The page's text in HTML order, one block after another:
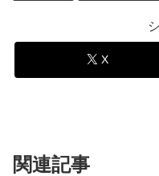
X
関連記事